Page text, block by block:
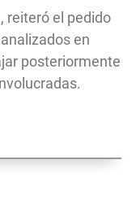
reiteró el pedido
en
posteriormente